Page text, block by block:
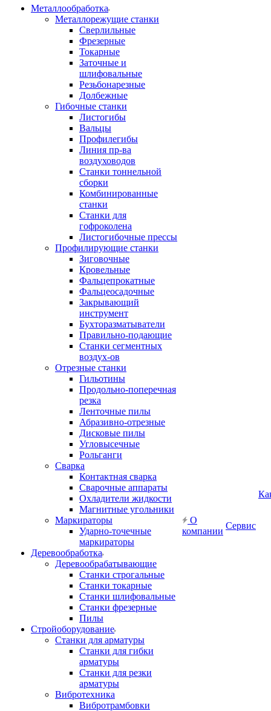
Металлообработка
Металлорежущие станки
Сверлильные
Фрезерные
Токарные
Заточные и
шлифовальные
Резьбонарезные
Долбежные
Гибочные станки
Листогибы
Вальцы
Профилегибы
Линия пр-ва
воздуховодов
Станки тоннельной
сборки
Комбинированные
станки
Станки для
гофроколена
Листогибочные прессы
Профилирующие станки
Зиговочные
Кровельные
Фальцепрокатные
Фальцеосадочные
Закрывающий
инструмент
Бухторазматыватели
Правильно-подающие
Станки сегментных
воздух-ов
Отрезные станки
Гильотины
Продольно-поперечная
резка
Ленточные пилы
Абразивно-отрезные
Дисковые пилы
Угловысечные
Рольганги
Сварка
Контактная сварка
Сварочные аппараты
Охладители жидкости
Магнитные угольники
Маркираторы
Ударно-точечные
маркираторы
Деревообработка
Деревообрабатывающие
Станки строгальные
Станки токарные
Станки шлифовальные
Станки фрезерные
Пилы
Стройоборудование
Станки для арматуры
Станки для гибки
арматуры
Станки для резки
арматуры
Вибротехника
Вибротрамбовки
О
компании
Сервис